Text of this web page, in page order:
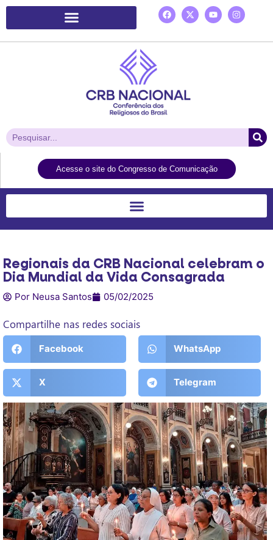
Acesse o site do Congresso de Comunicação
Regionais da CRB Nacional celebram o
Dia Mundial da Vida Consagrada
Por Neusa Santos 05/02/2025
Compartilhe nas redes sociais
Facebook WhatsApp
X Telegram